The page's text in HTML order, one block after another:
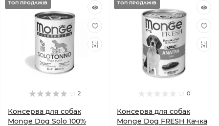
ТОП ПРОДАЖІВ
2
Консерва для собак
Monge Dog Solo 100%
ТОП ПРОДАЖІВ
0
Консерва для собак
Monge Dog FRESH Качка